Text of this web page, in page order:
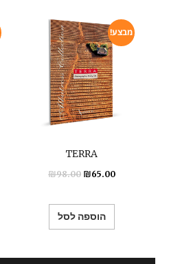
מבצע!
TERRA
₪98.00 ₪65.00
הוספה לסל